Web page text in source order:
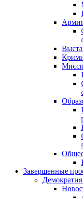
Завершенные
Демократия